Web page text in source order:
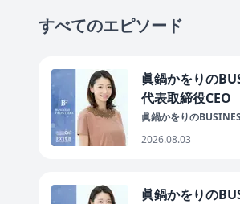
すべてのエピソード
眞鍋かをりの
代表取締役
眞鍋かをりの
2026.08.03
眞鍋かをりの